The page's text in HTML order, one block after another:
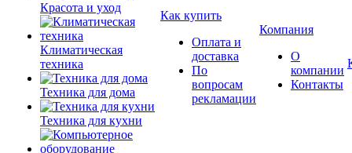
Красота и уход
Климатическая
техника
Техника для дома
Техника для кухни
Как купить
Оплата и
доставка
По
вопросам
рекламации
Компания
О
компании
Контакты